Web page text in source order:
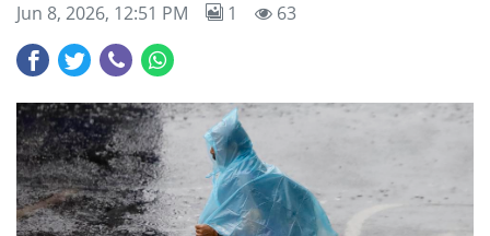
Jun 8, 2026, 12:51 PM 1 63